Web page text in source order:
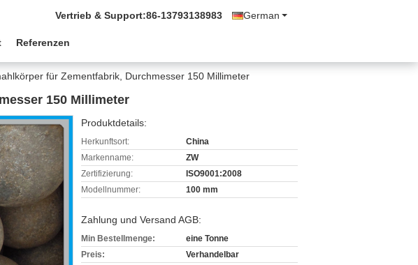
German
Vertrieb & Support:86-13793138983
Referenzen
für Zementfabrik, Durchmesser 150 Millimeter
150 Millimeter
Produktdetails:
Herkunftsort:
China
Markenname:
ZW
Zertifizierung:
ISO9001:2008
Modellnummer:
100 mm
Zahlung und Versand AGB:
Min Bestellmenge:
eine Tonne
Preis:
Verhandelbar